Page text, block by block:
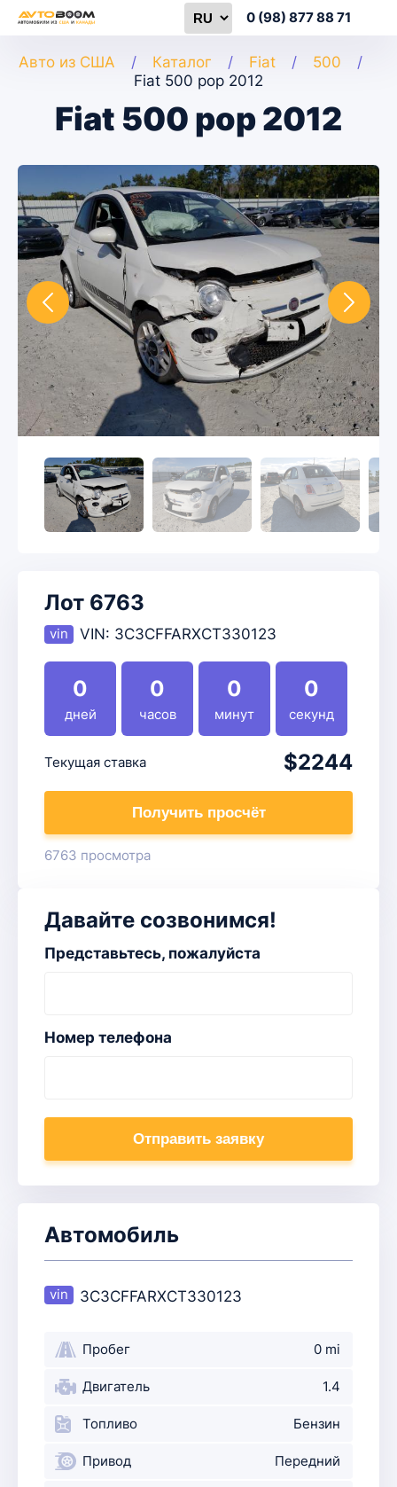
0 (98) 877 88 71
Авто из США Каталог Fiat
500
Fiat 500 pop 2012
Fiat 500 pop 2012
Лот 6763
VIN: 3C3CFFARXCT330123
0
дней
0
часов
0
минут
0
секунд
Текущая ставка $2244
Получить просчёт
6763 просмотра
Давайте созвонимся!
Представьтесь, пожалуйста
Номер телефона
Отправить заявку
Автомобиль
3C3CFFARXCT330123
Пробег 0 mi
Двигатель 1.4
Топливо Бензин
Привод Передний